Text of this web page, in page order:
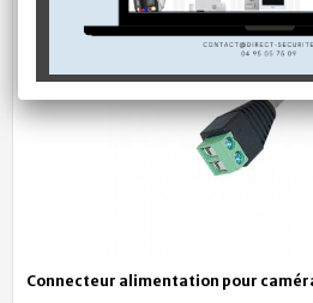
Connecteur alimentation pour